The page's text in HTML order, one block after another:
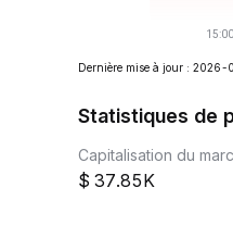
Dernière mise à jour :
Statistiques de
Capitalisation du
37.85K